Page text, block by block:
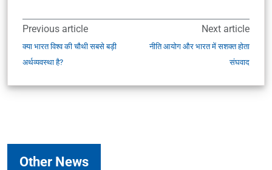
Previous article
क्या भारत विश्व की चौथी सबसे बड़ी
अर्थव्यवस्था है?
Next article
नीति आयोग और भारत में सशक्त होता
संघवाद
Other News